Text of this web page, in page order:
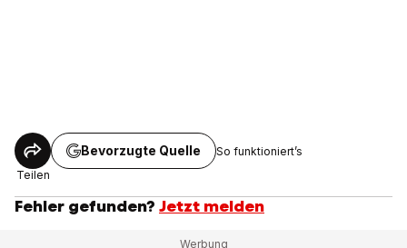
Teilen
Bevorzugte Quelle So funktioniert’s
Fehler gefunden? Jetzt melden